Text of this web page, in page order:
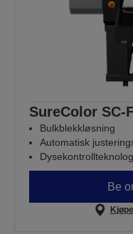
SureColor SC-
Bulkblekkløsning
Automatisk
Be